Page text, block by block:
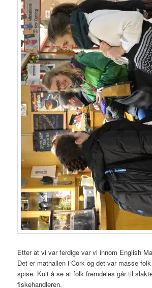
Etter at vi var ferdige var vi innom English
Det er mathallen i Cork og det var masse
spise. Kult å se at folk fremdeles går til
fiskehandleren.